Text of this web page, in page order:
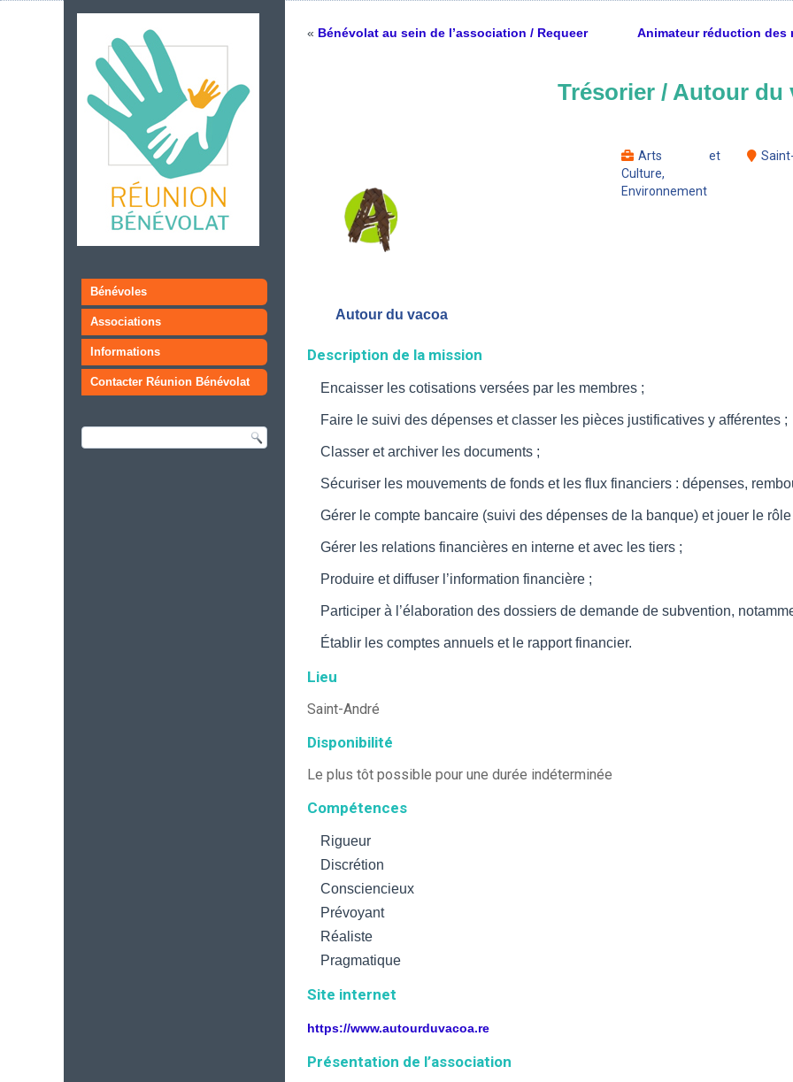
Bénévoles
Associations
Informations
Contacter Réunion Bénévolat
« Bénévolat au sein de l’association / Requeer Animateur réduction des
Trésorier / Autour du
Autour du vacoa
Arts et
Culture,
Environnement
Description de la mission
Encaisser les cotisations versées par les membres ;
Faire le suivi des dépenses et classer les pièces justificatives y afférentes ;
Classer et archiver les documents ;
Sécuriser les mouvements de fonds et les flux financiers : dépenses,
Gérer le compte bancaire (suivi des dépenses de la banque) et jouer le
Gérer les relations financières en interne et avec les tiers ;
Produire et diffuser l’information financière ;
Participer à l’élaboration des dossiers de demande de subvention,
Établir les comptes annuels et le rapport financier.
Lieu
Saint-André
Disponibilité
Le plus tôt possible pour une durée indéterminée
Compétences
Rigueur
Discrétion
Consciencieux
Prévoyant
Réaliste
Pragmatique
Site internet
https://www.autourduvacoa.re
Présentation de l’association